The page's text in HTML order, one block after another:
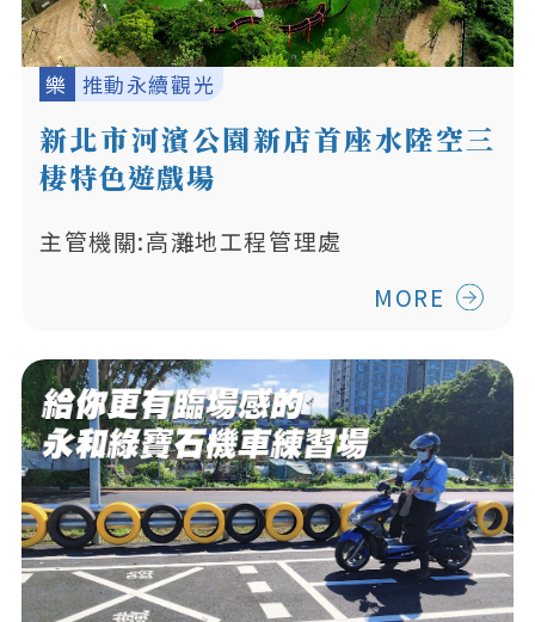
樂 推動永續觀光
新北市河濱公園新店首座水陸空三
棲特色遊戲場
主管機關:高灘地工程管理處
MORE